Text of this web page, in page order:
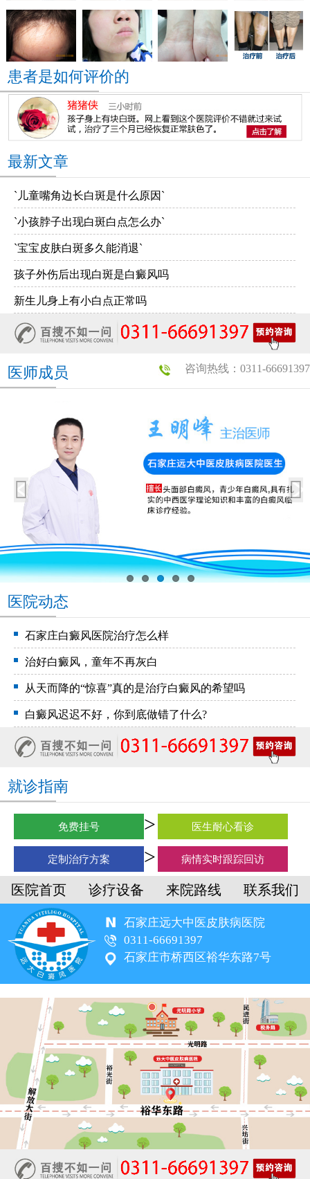
患者是如何评价的
最新文章
`儿童嘴角边长白斑是什么原因`
`小孩脖子出现白斑白点怎么办`
`宝宝皮肤白斑多久能消退`
孩子外伤后出现白斑是白癜风吗
新生儿身上有小白点正常吗
咨询热线：0311-66691397
医师成员
医院动态
石家庄白癜风医院治疗怎么样
治好白癜风，童年不再灰白
从天而降的“惊喜”真的是治疗白癜风的希望吗
白癜风迟迟不好，你到底做错了什么?
就诊指南
免费挂号 医生耐心看诊
定制治疗方案 病情实时跟踪回访
医院首页 诊疗设备 来院路线 联系我们
石家庄远大中医皮肤病医院
0311-66691397
石家庄市桥西区裕华东路7号